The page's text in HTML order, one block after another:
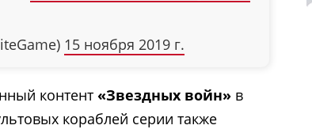
15 ноября 2019 г.
контент «Звездных войн» в
кораблей серии также